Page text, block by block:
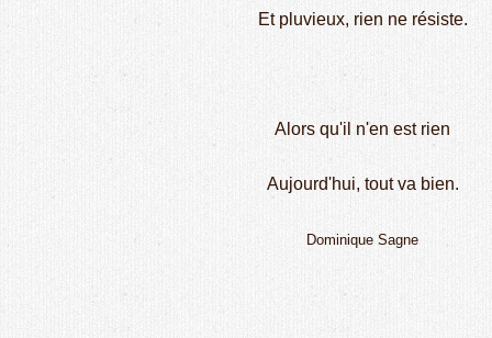
Et pluvieux, rien ne résiste.
Alors qu'il n'en est rien
Aujourd'hui, tout va bien.
Dominique Sagne